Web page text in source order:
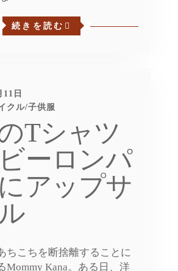
続きを読む
11日
クル/子供服
Tシャツ
ーロンパ
アップサ
ちこちを断捨離することに
Mommy Kana。ある日、洋